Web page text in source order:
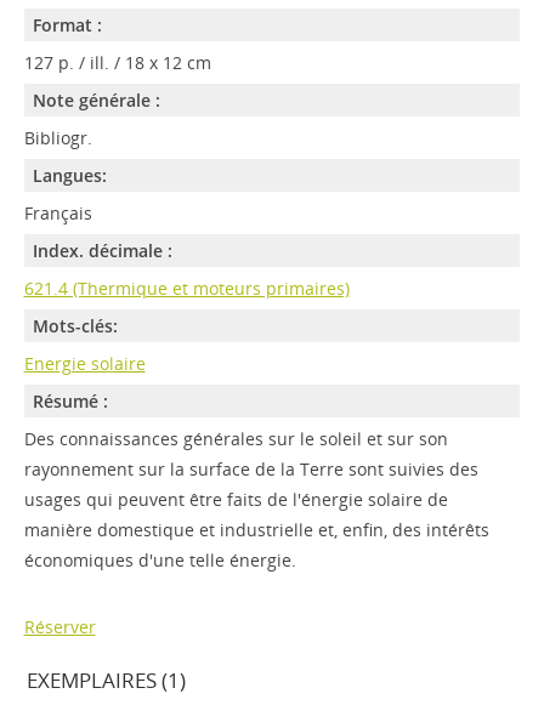
Format :
127 p. / ill. / 18 x 12 cm
Note générale :
Bibliogr.
Langues:
Français
Index. décimale :
621.4 (Thermique et moteurs primaires)
Mots-clés:
Energie solaire
Résumé :
Des connaissances générales sur le soleil et sur son
rayonnement sur la surface de la Terre sont suivies des
usages qui peuvent être faits de l'énergie solaire de
manière domestique et industrielle et, enfin, des intérêts
économiques d'une telle énergie.
Réserver
EXEMPLAIRES (1)